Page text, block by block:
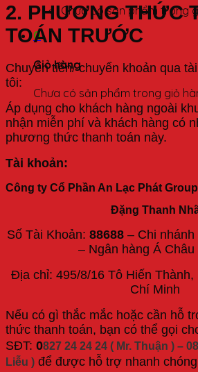
Chưa có sản phẩm trong
0
Giỏ hàng
Chưa có sản phẩm trong giỏ
2. PHƯƠNG THỨC
TOÁN TRƯỚC
Chuyển tiền/ chuyển khoản qua
tôi:
Áp dụng cho khách hàng ngoài
nhận miễn phí và khách hàng có
phương thức thanh toán này.
Tài khoản:
Công ty Cổ Phần An Lạc Phát
Đặng Thanh
Số Tài Khoản: 88688 – Chi
– Ngân hàng Á Châu
Địa chỉ: 495/8/16 Tô Hiến Thành,
Chí Minh
Nếu có gì thắc mắc hoặc cần hỗ
thức thanh toán, bạn có thể gọi
SĐT: 0827 24 24 24 ( Mr. Thuận ) –
Liễu ) để được hỗ trợ nhanh